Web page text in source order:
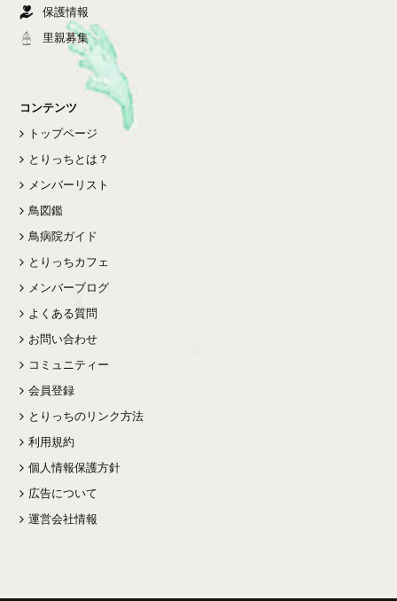
保護情報
里親募集
コンテンツ
トップページ
とりっちとは？
メンバーリスト
鳥図鑑
鳥病院ガイド
とりっちカフェ
メンバーブログ
よくある質問
お問い合わせ
コミュニティー
会員登録
とりっちのリンク方法
利用規約
個人情報保護方針
広告について
運営会社情報